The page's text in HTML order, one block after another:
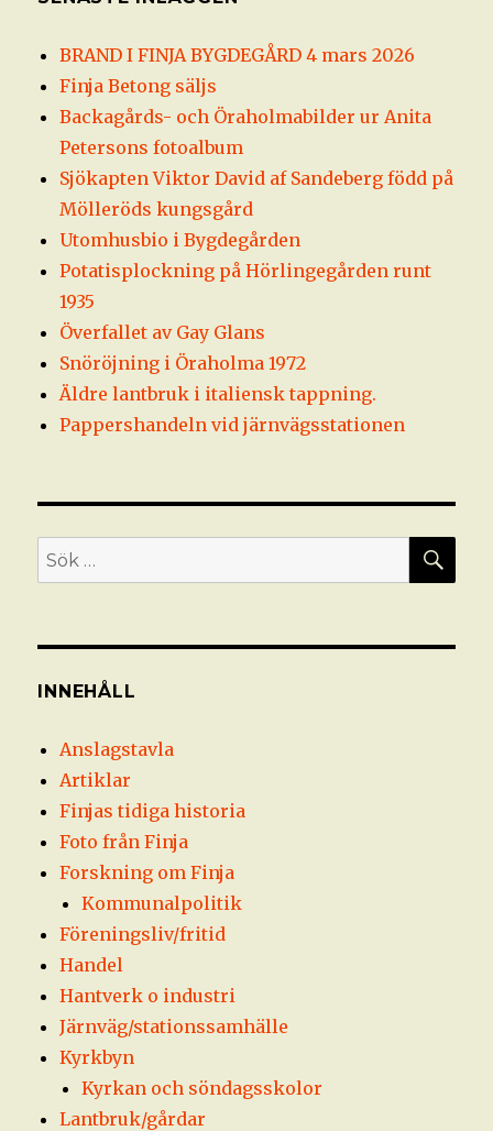
BRAND I FINJA BYGDEGÅRD 4 mars 2026
Finja Betong säljs
Backagårds- och Öraholmabilder ur Anita
Petersons fotoalbum
Sjökapten Viktor David af Sandeberg född på
Mölleröds kungsgård
Utomhusbio i Bygdegården
Potatisplockning på Hörlingegården runt
1935
Överfallet av Gay Glans
Snöröjning i Öraholma 1972
Äldre lantbruk i italiensk tappning.
Pappershandeln vid järnvägsstationen
Sök
efter:
INNEHÅLL
Anslagstavla
Artiklar
Finjas tidiga historia
Foto från Finja
Forskning om Finja
Kommunalpolitik
Föreningsliv/fritid
Handel
Hantverk o industri
Järnväg/stationssamhälle
Kyrkbyn
Kyrkan och söndagsskolor
Lantbruk/gårdar